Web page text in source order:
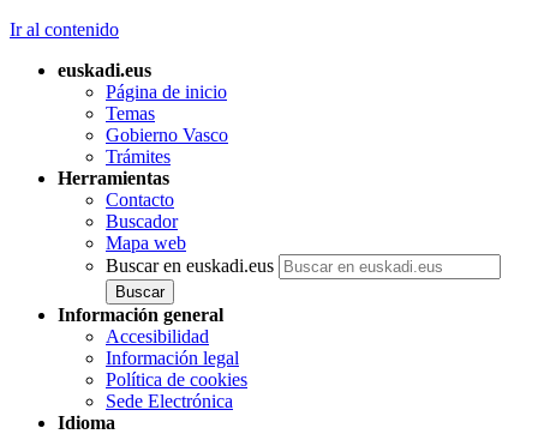
Ir al contenido
euskadi.eus
Página de inicio
Temas
Gobierno Vasco
Trámites
Herramientas
Contacto
Buscador
Mapa web
Buscar en euskadi.eus
Información general
Accesibilidad
Información legal
Política de cookies
Sede Electrónica
Idioma